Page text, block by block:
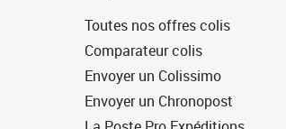
Toutes nos offres colis
Comparateur colis
Envoyer un Colissimo
Envoyer un Chronopost